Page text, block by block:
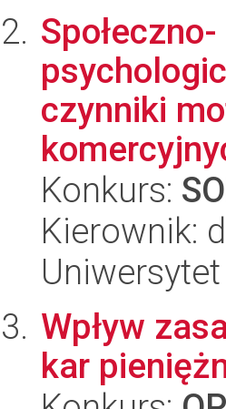
Społeczno-
czynniki
Konkurs:
Kierownik:
Wpływ
kar